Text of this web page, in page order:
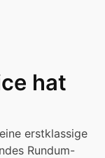
hat
erstklassige
Rundum-